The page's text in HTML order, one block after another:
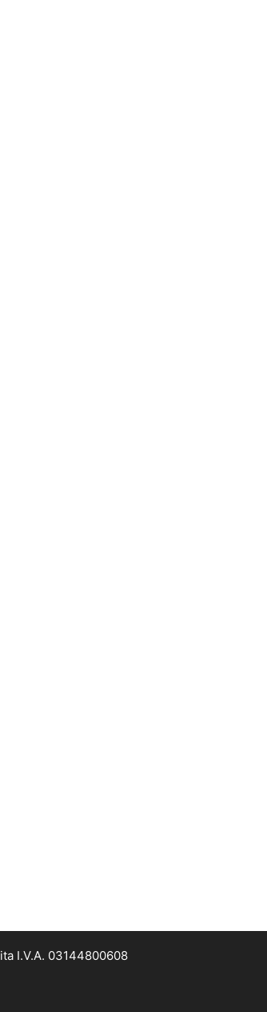
I.V.A. 03144800608